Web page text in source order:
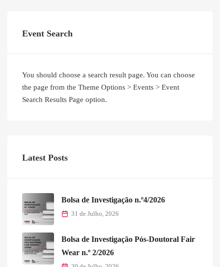
Event Search
You should choose a search result page. You can choose
the page from the Theme Options > Events > Event
Search Results Page option.
Latest Posts
Bolsa de Investigação n.º4/2026
31 de Julho, 2026
Bolsa de Investigação Pós-Doutoral Fair
Wear n.º 2/2026